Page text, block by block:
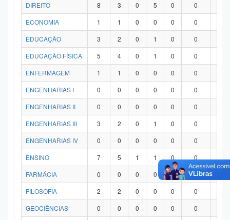
DIREITO 8 3 0 5 0 0
ECONOMIA
1 1 0 0 0 0
EDUCAÇÃO
3 2 0 1 0 0
EDUCAÇÃO FÍSICA
5 4 0 1 0 0
ENFERMAGEM
1 1 0 0 0 0
ENGENHARIAS I
0 0 0 0 0 0
ENGENHARIAS II
0 0 0 0 0 0
ENGENHARIAS III
3 2 0 1 0 0
ENGENHARIAS IV
0 0 0 0 0 0
ENSINO
7 5 1 1 0 0
FARMÁCIA
0 0 0 0 0 0
FILOSOFIA
2 2 0 0 0 0
GEOCIÊNCIAS
0 0 0 0 0 0